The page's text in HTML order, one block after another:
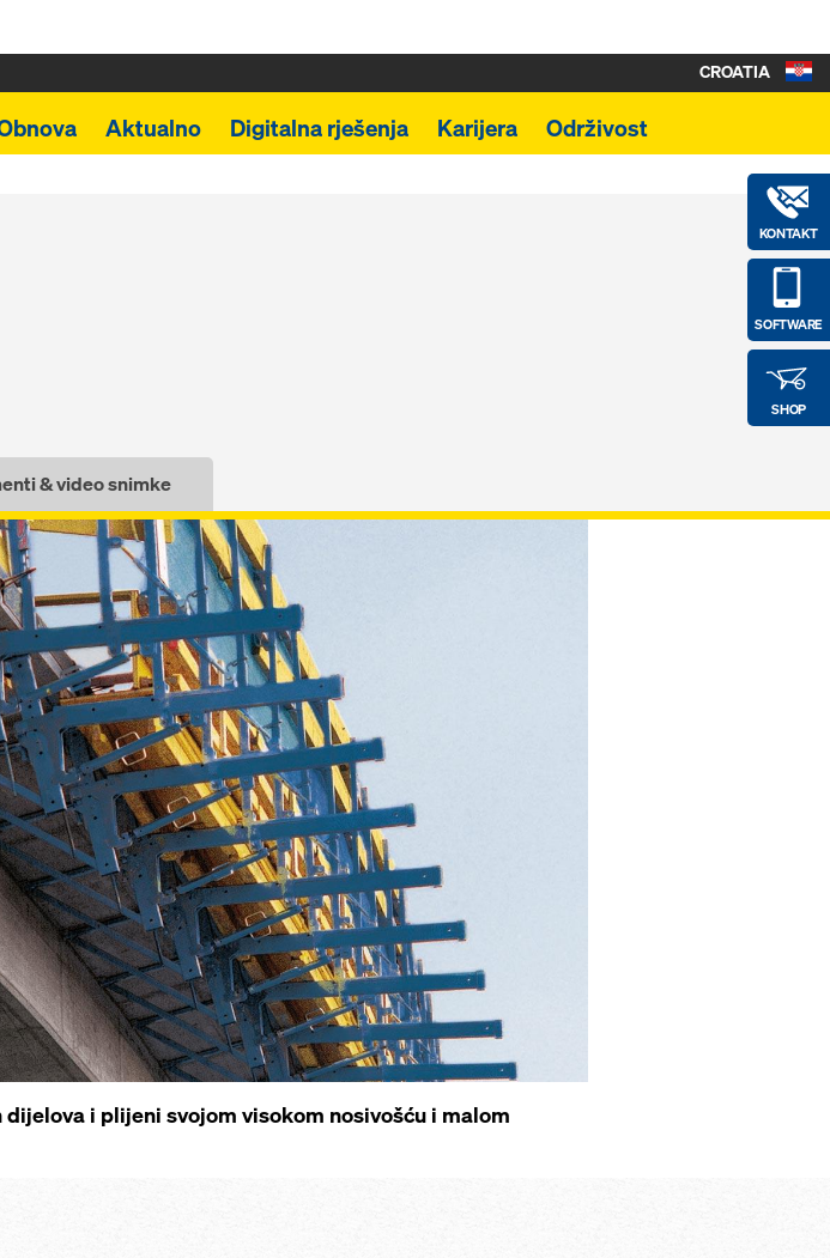
Aktualno Digitalna rješenja Karijera Održivost
KONTAKT
SOFTWARE
SHOP
CROATIA
& video snimke
i plijeni svojom visokom nosivošću i malom